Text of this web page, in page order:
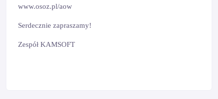
www.osoz.pl/aow
Serdecznie zapraszamy!
Zespół KAMSOFT